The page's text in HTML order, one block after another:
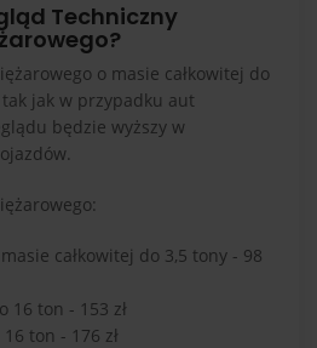
Techniczny
o masie całkowitej do
tak jak w przypadku aut
będzie wyższy w
całkowitej do 3,5 tony - 98
16 ton - 153 zł
ton - 176 zł